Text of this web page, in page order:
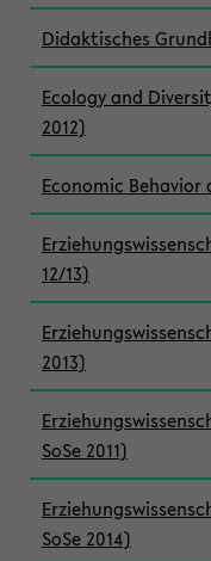
Didaktisches
Ecology and
2012)
Economic
12/13)
2013)
SoSe 2011)
SoSe 2014)